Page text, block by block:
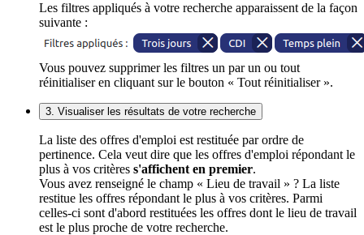
Les filtres appliqués à votre recherche apparaissent de la façon
suivante :
Vous pouvez supprimer les filtres un par un ou tout
réinitialiser en cliquant sur le bouton « Tout réinitialiser ».
3. Visualiser les résultats de votre recherche
La liste des offres d'emploi est restituée par ordre de
pertinence. Cela veut dire que les offres d'emploi répondant le
plus à vos critères s'affichent en premier.
Vous avez renseigné le champ « Lieu de travail » ? La liste
restitue les offres répondant le plus à vos critères. Parmi
celles-ci sont d'abord restituées les offres dont le lieu de travail
est le plus proche de votre recherche.